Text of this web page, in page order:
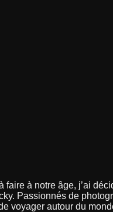
à notre âge, j’ai
Passionnés de
autour du